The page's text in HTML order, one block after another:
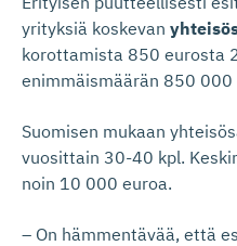
yrityksiä koskevan
korottamista 850 eurosta
enimmäismäärän 850
Suomisen mukaan
vuosittain 30-40 kpl.
noin 10 000 euroa.
– On hämmentävää, että